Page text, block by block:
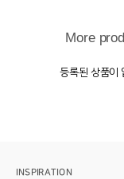
More
등록된 상품이
INSPIRATION